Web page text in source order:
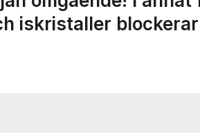
iskristaller